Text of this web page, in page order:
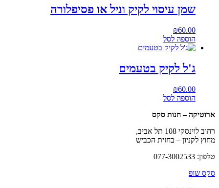
שמן עיסוי לקיק וניל או פסיפלורה
₪60.00
הוספה לסל
ג'ל לקיק בטעמים
₪60.00
הוספה לסל
ארוטיקה – חנות סקס
רחוב לוינסקי 108 תל אביב,
מחוץ לקניון – בחזית הכביש
טלפון: 077-3002533
סקס שופ